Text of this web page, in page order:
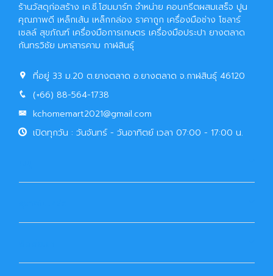
ร้านวัสดุก่อสร้าง เค.ซี.โฮมมาร์ท จำหน่าย คอนกรีตผสมเสร็จ ปูน
คุณภาพดี เหล็กเส้น เหล็กกล่อง ราคาถูก เครื่องมือช่าง โซลาร์
เซลล์ สุขภัณฑ์ เครื่องมือการเกษตร เครื่องมือประปา ยางตลาด
กันทรวิชัย มหาสารคาม กาฬสินธุ์
ที่อยู่ 33 ม.20 ต.ยางตลาด อ.ยางตลาด จ.กาฬสินธุ์ 46120
(+66) 88-564-1738
kchomemart2021@gmail.com
เปิดทุกวัน : วันจันทร์ - วันอาทิตย์ เวลา 07:00 - 17:00 น.